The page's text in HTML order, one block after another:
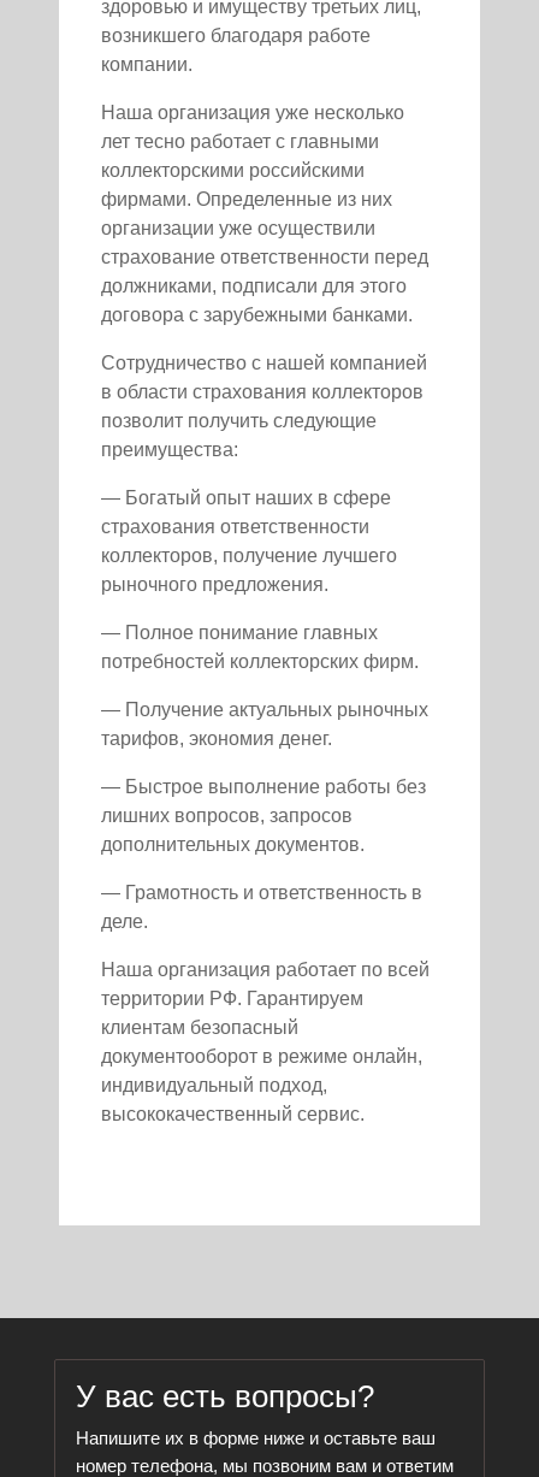
здоровью и имуществу третьих лиц,
возникшего благодаря работе
компании.
Наша организация уже несколько
лет тесно работает с главными
коллекторскими российскими
фирмами. Определенные из них
организации уже осуществили
страхование ответственности перед
должниками, подписали для этого
договора с зарубежными банками.
Сотрудничество с нашей компанией
в области страхования коллекторов
позволит получить следующие
преимущества:
— Богатый опыт наших в сфере
страхования ответственности
коллекторов, получение лучшего
рыночного предложения.
— Полное понимание главных
потребностей коллекторских фирм.
— Получение актуальных рыночных
тарифов, экономия денег.
— Быстрое выполнение работы без
лишних вопросов, запросов
дополнительных документов.
— Грамотность и ответственность в
деле.
Наша организация работает по всей
территории РФ. Гарантируем
клиентам безопасный
документооборот в режиме онлайн,
индивидуальный подход,
высококачественный сервис.
У вас есть вопросы?
Напишите их в форме ниже и оставьте ваш
номер телефона, мы позвоним вам и ответим